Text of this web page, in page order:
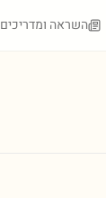
השראה ומדריכים